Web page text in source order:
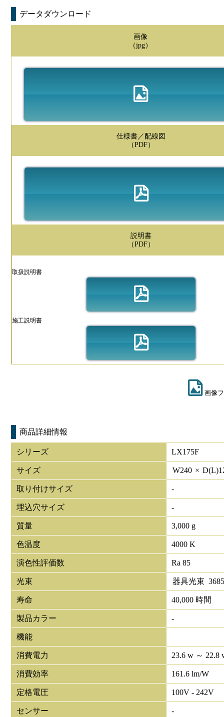
データダウンロード
画像
（jpg）
仕様書／配線図
（PDF）
説明書
（PDF）
取扱説明書
施工説明書
画像
商品詳細情報
シリーズ LX175F
サイズ W240 × D(L)
取り付けサイズ -
埋込穴サイズ -
質量 3,000 g
色温度 4000 K
演色性評価数 Ra 85
光束 器具光束
寿命 40,000 時間
製品カラー -
機能
消費電力 23.6 w ～ 22.8
消費効率 161.6 lm/W
定格電圧 100V - 242V
センサー -